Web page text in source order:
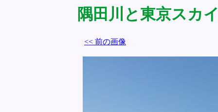
隅田川と東京スカ
<< 前の画像